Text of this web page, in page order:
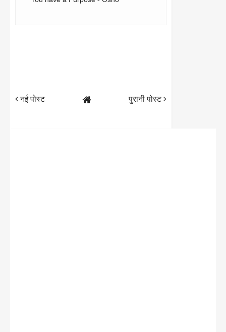
नई पोस्ट पुरानी पोस्ट